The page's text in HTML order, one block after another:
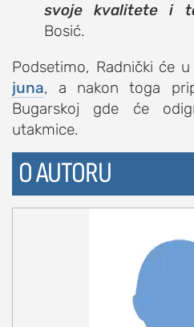
svoje kvalitete i
Bosić.
Podsetimo, Radnički će u
juna, a nakon toga
Bugarskoj gde će
utakmice.
O AUTORU